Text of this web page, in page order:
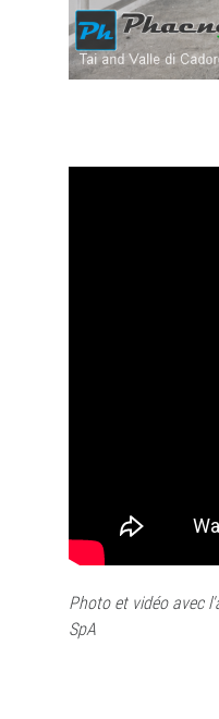
Photo et vidéo avec
SpA